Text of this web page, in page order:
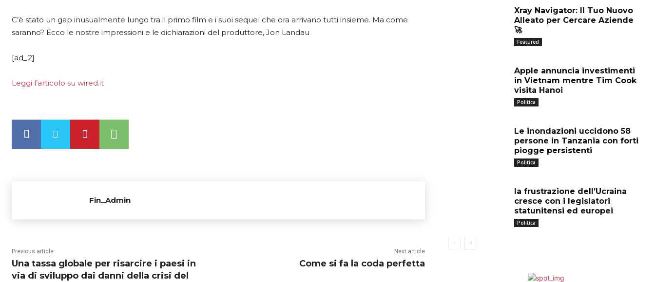
C’è stato un gap inusualmente lungo tra il primo film e i suoi sequel che ora arrivano tutti insieme. Ma come
saranno? Ecco le nostre impressioni e le dichiarazioni del produttore, Jon Landau
[ad_2]
Leggi l’articolo su wired.it
Fin_Admin
Previous article
Una tassa globale per risarcire i paesi in
via di sviluppo dai danni della crisi del
Next article
Come si fa la coda perfetta
Xray Navigator: Il Tuo Nuovo
Alleato per Cercare Aziende
🚀
Featured
Apple annuncia investimenti
in Vietnam mentre Tim Cook
visita Hanoi
Politica
Le inondazioni uccidono 58
persone in Tanzania con forti
piogge persistenti
Politica
la frustrazione dell’Ucraina
cresce con i legislatori
statunitensi ed europei
Politica